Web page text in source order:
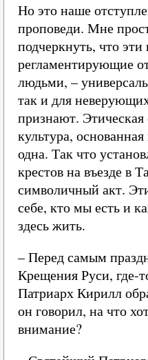
Но это наше
проповеди. Мне
подчеркнуть, что эти
регламентирующие
людьми, –
так и для
признают.
культура,
одна. Так что
крестов на въезде в
символичный акт.
себе, кто мы есть и
здесь жить.
– Перед самым
Крещения Руси, где-
Патриарх Кирилл
он говорил, на что
внимание?